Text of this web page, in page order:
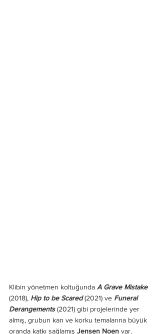
Klibin yönetmen koltuğunda A Grave Mistake
(2018), Hip to be Scared (2021) ve Funeral
Derangements (2021) gibi projelerinde yer
almış, grubun kan ve korku temalarına büyük
oranda katkı sağlamış Jensen Noen var.